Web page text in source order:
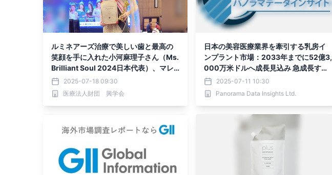
ルミネアーズ治療で美しい歯と最高の
笑顔を手に入れた小河麻理子さん（Ms.
Brilliant Soul 2024日本代表）、マレ
ーシアで開催された世界大会でのグラ
ンプリ受賞おめでとう！
2025-07-18 09:30
医療法人財団 興学会
日本の美容医療業界を牽引する乳房イ
ンプラント市場：2033年までに52億3,
000万米ドルへ成長見込み 急成長する
美容整形需要が市場拡大を加速
2025-07-11 10:30
Panorama Data Insights Ltd.